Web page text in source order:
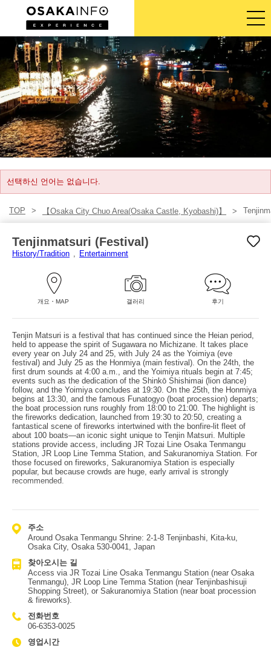
가이드 투어
티켓
액티비티
숙박
로그인/등록
한국어
USD
선택하신 언어는 없습니다.
TOP 【Osaka City Chuo Area(Osaka Castle, Kyobashi)】
Tenjinmatsuri (Festival)
History/Tradition Entertainment
개요・MAP 갤러리 후기
Tenjin Matsuri is a festival that has continued since the Heian period,
held to appease the spirit of Sugawara no Michizane. It takes place
every year on July 24 and 25, with July 24 as the Yoimiya (eve
festival) and July 25 as the Honmiya (main festival). On the 24th, the
first drum sounds at 4:00 a.m., and the Yoimiya rituals begin at 7:45;
events such as the dedication of the Shinkō Shishimai (lion dance)
follow, and the Yoimiya concludes at 19:30. On the 25th, the Honmiya
begins at 13:30, and the famous Funatogyo (boat procession) departs;
the boat procession runs roughly from 18:00 to 21:00. The highlight is
the fireworks dedication, launched from 19:30 to 20:50, creating a
fantastical scene of fireworks intertwined with the bonfire-lit fleet of
about 100 boats—an iconic sight unique to Tenjin Matsuri. Multiple
stations provide access, including JR Tozai Line Osaka Tenmangu
Station, JR Loop Line Temma Station, and Sakuranomiya Station. For
those focused on fireworks, Sakuranomiya Station is especially
popular, but because crowds are huge, early arrival is strongly
recommended.
주소
Around Osaka Tenmangu Shrine: 2-1-8 Tenjinbashi, Kita-ku,
Osaka City, Osaka 530-0041, Japan
찾아오시는 길
Access via JR Tozai Line Osaka Tenmangu Station (near Osaka
Tenmangu), JR Loop Line Temma Station (near Tenjinbashisuji
Shopping Street), or Sakuranomiya Station (near boat procession
& fireworks).
전화번호
06-6353-0025
영업시간